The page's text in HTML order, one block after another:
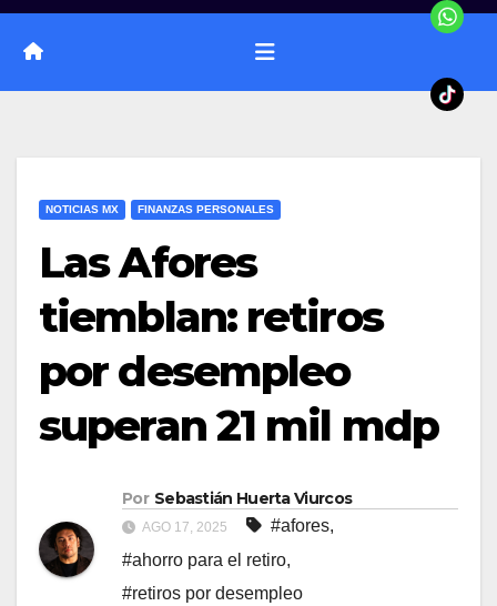
NOTICIAS MX FINANZAS PERSONALES
Las Afores
tiemblan: retiros
por desempleo
superan 21 mil mdp
Por Sebastián Huerta Viurcos
AGO 17, 2025 #afores,
#ahorro para el retiro,
#retiros por desempleo